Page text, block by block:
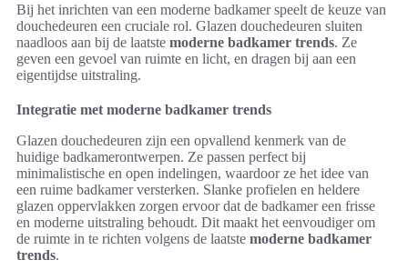
Bij het inrichten van een moderne badkamer speelt de keuze van
douchedeuren een cruciale rol. Glazen douchedeuren sluiten
naadloos aan bij de laatste moderne badkamer trends. Ze
geven een gevoel van ruimte en licht, en dragen bij aan een
eigentijdse uitstraling.
Integratie met moderne badkamer trends
Glazen douchedeuren zijn een opvallend kenmerk van de
huidige badkamerontwerpen. Ze passen perfect bij
minimalistische en open indelingen, waardoor ze het idee van
een ruime badkamer versterken. Slanke profielen en heldere
glazen oppervlakken zorgen ervoor dat de badkamer een frisse
en moderne uitstraling behoudt. Dit maakt het eenvoudiger om
de ruimte in te richten volgens de laatste moderne badkamer
trends.